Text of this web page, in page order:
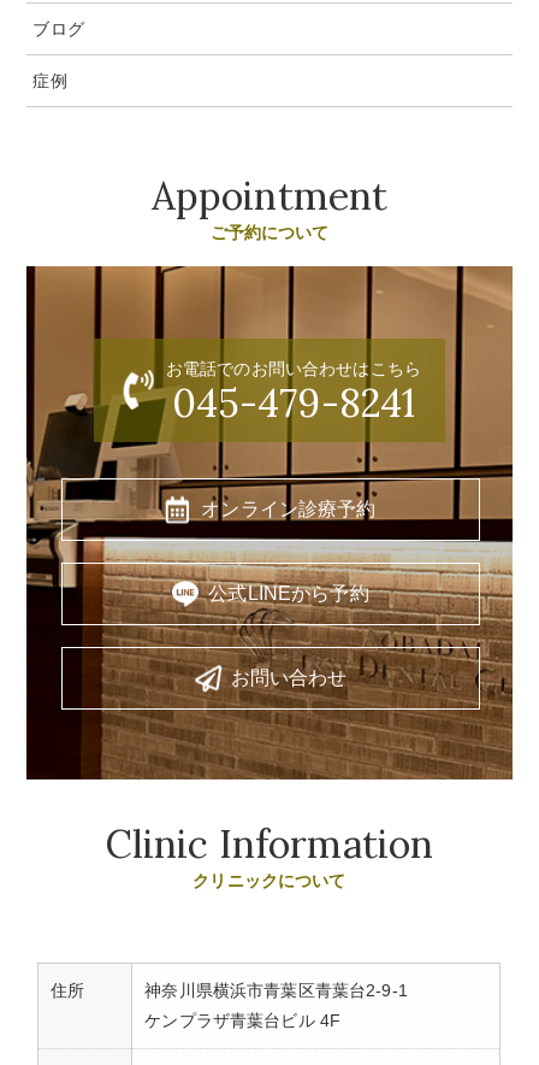
ブログ
症例
Appointment
ご予約について
お電話でのお問い合わせはこちら
045-479-8241
オンライン診療予約
公式LINEから予約
お問い合わせ
Clinic Information
クリニックについて
住所
神奈川県横浜市青葉区青葉台2-9-1
ケンプラザ青葉台ビル 4F